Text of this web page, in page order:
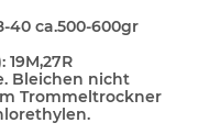
40 ca.500-600gr
19M,27R
Bleichen nicht
Trommeltrockner